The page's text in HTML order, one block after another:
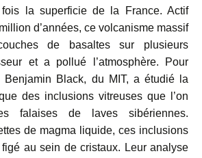
la superficie de la France. Actif
d’années, ce volcanisme massif
de basaltes sur plusieurs
et a pollué l’atmosphère. Pour
Benjamin Black, du MIT, a étudié la
des inclusions vitreuses que l’on
falaises de laves sibériennes.
de magma liquide, ces inclusions
au sein de cristaux. Leur analyse